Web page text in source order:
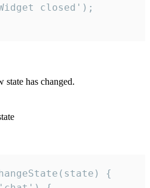
closed');
has changed.
{